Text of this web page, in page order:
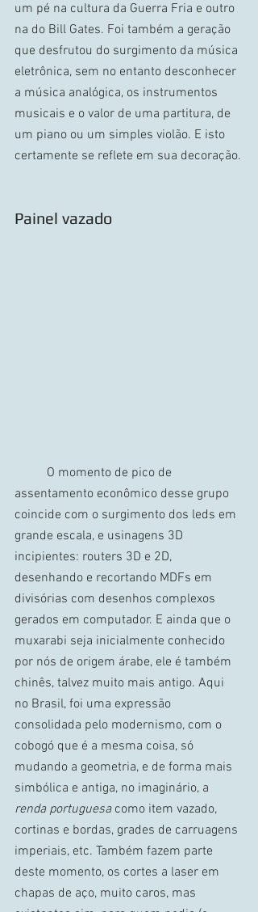
um pé na cultura da Guerra Fria e outro
na do Bill Gates. Foi também a geração
que desfrutou do surgimento da música
eletrônica, sem no entanto desconhecer
a música analógica, os instrumentos
musicais e o valor de uma partitura, de
um piano ou um simples violão. E isto
certamente se reflete em sua decoração.
Painel vazado
assentamento econômico desse grupo
coincide com o surgimento dos leds em
grande escala, e usinagens 3D
incipientes: routers 3D e 2D,
desenhando e recortando MDFs em
divisórias com desenhos complexos
gerados em computador. E ainda que o
muxarabi seja inicialmente conhecido
por nós de origem árabe, ele é também
chinês, talvez muito mais antigo. Aqui
no Brasil, foi uma expressão
consolidada pelo modernismo, com o
cobogó que é a mesma coisa, só
mudando a geometria, e de forma mais
simbólica e antiga, no imaginário, a
renda portuguesa como item vazado,
cortinas e bordas, grades de carruagens
imperiais, etc. Também fazem parte
deste momento, os cortes a laser em
chapas de aço, muito caros, mas